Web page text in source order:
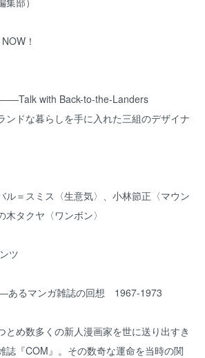
！
with Back-to-the-Landers
ンドな暮らしを手に入れた三組のデザイナ
ル＝スミス〈生意気〉、小林節正〈マウン
タクヤ〈ワンボン〉
ツ
あるマンガ雑誌の回想 1967-1973
とめ数多くの新人漫画家を世に送り出すき
誌『COM』。その数奇な運命を当時の関